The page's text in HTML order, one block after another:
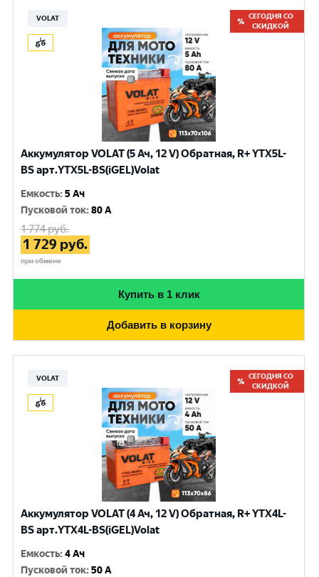
VOLAT
СЕГОДНЯ СО
СКИДКОЙ
Аккумулятор VOLAT (5 Ач, 12 V) Обратная, R+ YTX5L-
BS арт.YTX5L-BS(iGEL)Volat
Емкость:5 Ач
Пусковой ток:80 A
1 774руб.
1 729 руб.
при обмене
Купить в 1 клик
Добавить в корзину
VOLAT
СЕГОДНЯ СО
СКИДКОЙ
Аккумулятор VOLAT (4 Ач, 12 V) Обратная, R+ YTX4L-
BS арт.YTX4L-BS(iGEL)Volat
Емкость:4 Ач
Пусковой ток:50 A